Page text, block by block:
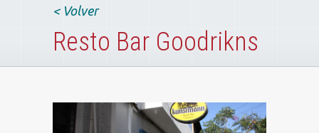
< Volver
Resto Bar Goodrikns